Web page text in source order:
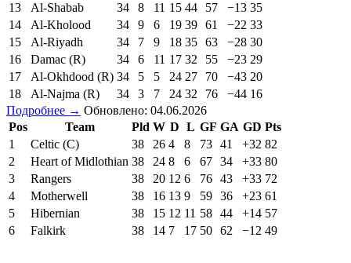
13
Al-Shabab 34 8 11 15 44 57 −13 35
14
Al-Kholood 34 9 6 19 39 61 −22 33
15
Al-Riyadh 34 7 9 18 35 63 −28 30
16
Damac (R) 34 6 11 17 32 55 −23 29
17
Al-Okhdood (R) 34 5 5 24 27 70 −43 20
18
Al-Najma (R) 34 3 7 24 32 76 −44 16
Подробнее → Обновлено: 04.06.2026
Pos
Team Pld W D L GF GA GD Pts
1
Celtic (C) 38 26 4 8 73 41 +32 82
2
Heart of Midlothian 38 24 8 6 67 34 +33 80
3
Rangers 38 20 12 6 76 43 +33 72
4
Motherwell 38 16 13 9 59 36 +23 61
5
Hibernian 38 15 12 11 58 44 +14 57
6
Falkirk 38 14 7 17 50 62 −12 49